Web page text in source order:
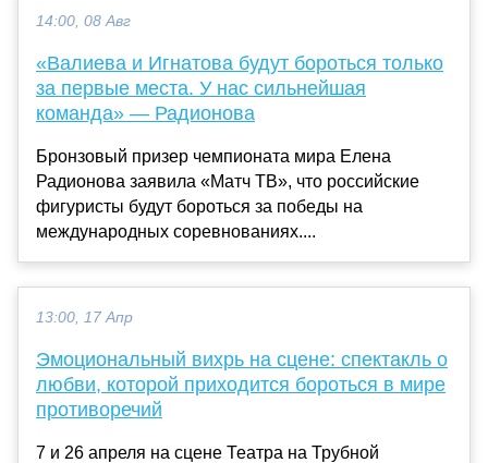
14:00, 08 Авг
«Валиева и Игнатова будут бороться только
за первые места. У нас сильнейшая
команда» — Радионова
Бронзовый призер чемпионата мира Елена
Радионова заявила «Матч ТВ», что российские
фигуристы будут бороться за победы на
международных соревнованиях....
13:00, 17 Апр
Эмоциональный вихрь на сцене: спектакль о
любви, которой приходится бороться в мире
противоречий
7 и 26 апреля на сцене Театра на Трубной